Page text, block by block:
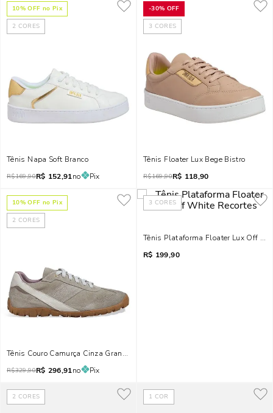
10% OFF no Pix
2 CORES
Tênis Napa Soft Branco
R$169,90R$ 152,91no Pix
-30% OFF
3 CORES
Tênis Floater Lux Bege Bistro
R$169,90R$ 118,90
10% OFF no Pix
2 CORES
Tênis Couro Camurça Cinza Granito
R$329,90R$ 296,91no Pix
3 CORES
Tênis Plataforma Floater Lux Off
R$ 199,90
2 CORES 1 COR